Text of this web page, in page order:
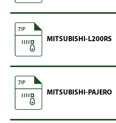
MITSUBISHI-L200RS
MITSUBISHI-PAJERO